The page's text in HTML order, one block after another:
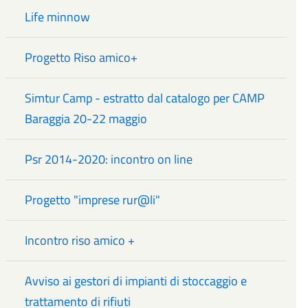
Life minnow
Progetto Riso amico+
Simtur Camp - estratto dal catalogo per CAMP
Baraggia 20-22 maggio
Psr 2014-2020: incontro on line
Progetto "imprese rur@li"
Incontro riso amico +
Avviso ai gestori di impianti di stoccaggio e
trattamento di rifiuti